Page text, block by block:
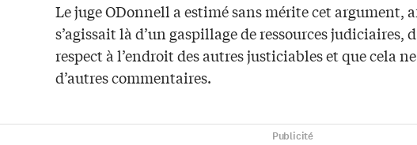
Le juge ODonnell a estimé sans mérite cet argument,
s’agissait là d’un gaspillage de ressources judiciaires,
respect à l’endroit des autres justiciables et que cela
d’autres commentaires.
Publicité